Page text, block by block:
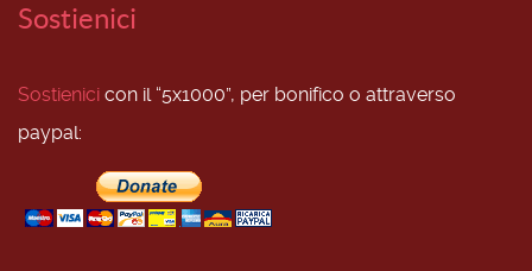
Sostienici
Sostienici con il “5x1000”, per bonifico o attraverso
paypal: